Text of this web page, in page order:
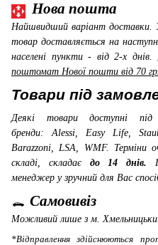
Нова пошта
Найшвидший варіант доставки.
товар доставляється на
населені пункти - від 2-х днів.
поштомат Нової пошти від 70
Товари під
Деякі товари доступні під
бренди: Alessi, Easy Life,
Barazzoni, LSA, WMF. Терміни
складі, складає до 14 днів.
менеджер у зручний для Вас
Самовивіз
Можливий лише з м.
*Відправлення здійснюються